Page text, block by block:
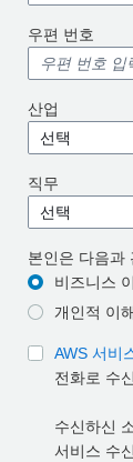
우편 번호
산업
선택
직무
선택
본인은 다음과
비즈니스
개인적 이
AWS 서비
전화로 수
수신하신
서비스 수